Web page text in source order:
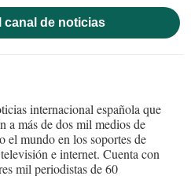
canal de noticias
internacional española que
a más de dos mil medios de
el mundo en los soportes de
e internet. Cuenta con
mil periodistas de 60